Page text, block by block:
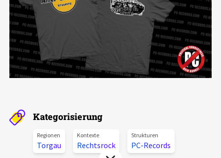
Pressemitteilungen
Podcasts
Projektbeschreibung
Kontakt
Unterstützer_innen
Spenden
Kategorisierung
Regionen
Torgau
Kontexte
Rechtsrock
Strukturen
PC-Records